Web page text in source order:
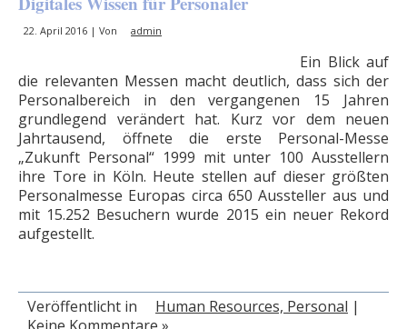
22. April 2016 | Von admin
Ein Blick auf
die relevanten Messen macht deutlich, dass sich der
Personalbereich in den vergangenen 15 Jahren
grundlegend verändert hat. Kurz vor dem neuen
Jahrtausend, öffnete die erste Personal-Messe
„Zukunft Personal“ 1999 mit unter 100 Ausstellern
ihre Tore in Köln. Heute stellen auf dieser größten
Personalmesse Europas circa 650 Aussteller aus und
mit 15.252 Besuchern wurde 2015 ein neuer Rekord
aufgestellt.
Veröffentlicht in Human Resources, Personal |